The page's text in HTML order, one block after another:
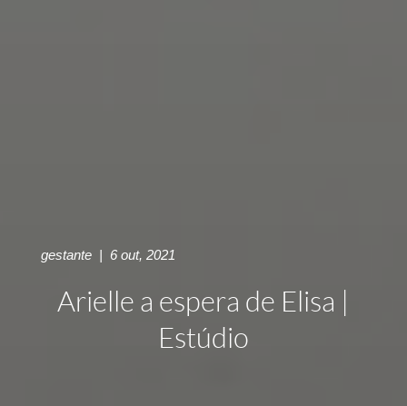
gestante| 6 out, 2021
Arielle a espera de Elisa |
Estúdio